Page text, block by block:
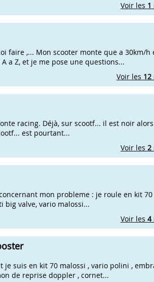
Voir les 1
faire ,... Mon scooter monte que a 30km/h
a Z, et je me pose une questions...
Voir les 12
racing. Déjà, sur scootf... il est noir
est pourtant...
Voir les 2
mon probleme : je roule en kit
big valve, vario malossi...
Voir les 4
suis en kit 70 malossi , vario polini ,
de reprise doppler , cornet...